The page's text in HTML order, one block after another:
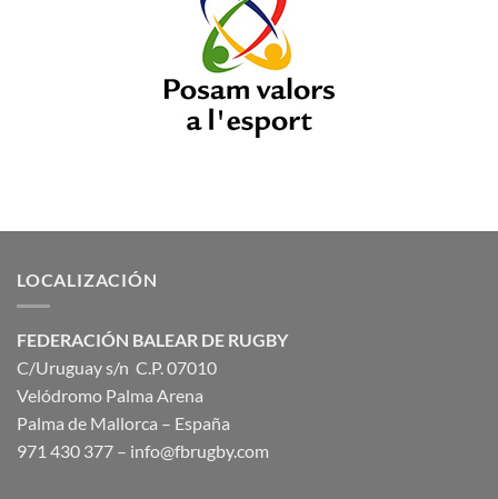
LOCALIZACIÓN
FEDERACIÓN BALEAR DE RUGBY
C/Uruguay s/n C.P. 07010
Velódromo Palma Arena
Palma de Mallorca – España
971 430 377 – info@fbrugby.com